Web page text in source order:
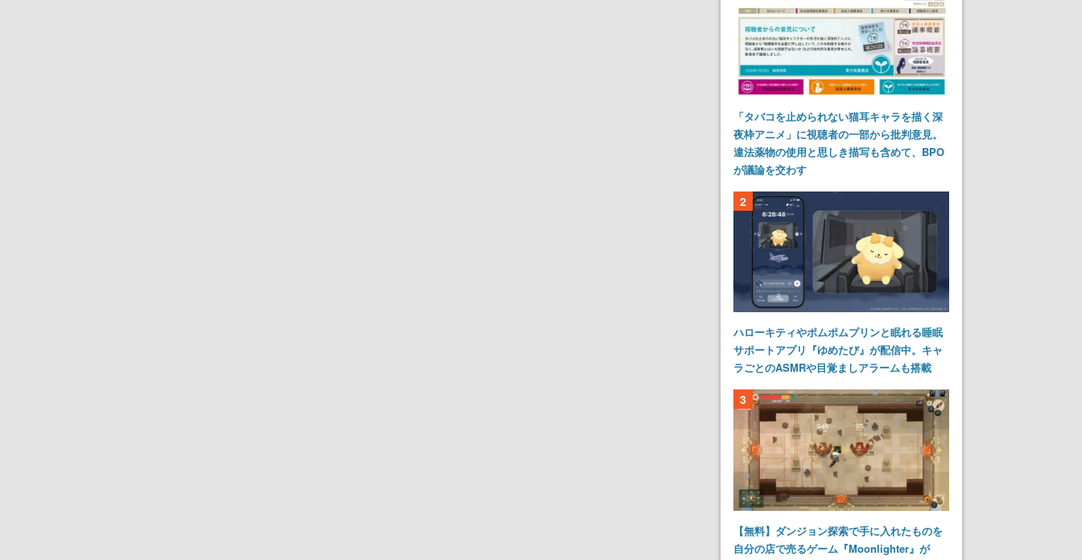
「タバコを止められない猫耳キャラを描く深
夜枠アニメ」に視聴者の一部から批判意見。
違法薬物の使用と思しき描写も含めて、BPO
が議論を交わす
2
ハローキティやポムポムプリンと眠れる睡眠
サポートアプリ『ゆめたび』が配信中。キャ
ラごとのASMRや目覚ましアラームも搭載
3
【無料】ダンジョン探索で手に入れたものを
自分の店で売るゲーム『Moonlighter』が